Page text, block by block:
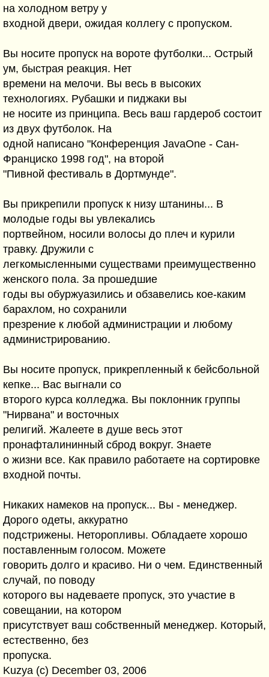
на холодном ветру у
входной двери, ожидая коллегу с пропуском.
Вы носите пропуск на вороте футболки... Острый
ум, быстрая реакция. Нет
времени на мелочи. Вы весь в высоких
технологиях. Рубашки и пиджаки вы
не носите из принципа. Весь ваш гардероб состоит
из двух футболок. На
одной написано "Конференция JavaOne - Сан-
Франциско 1998 год", на второй
"Пивной фестиваль в Дортмунде".
Вы прикрепили пропуск к низу штанины... В
молодые годы вы увлекались
портвейном, носили волосы до плеч и курили
травку. Дружили с
легкомысленными существами преимущественно
женского пола. За прошедшие
годы вы обуржуазились и обзавелись кое-каким
барахлом, но сохранили
презрение к любой администрации и любому
администрированию.
Вы носите пропуск, прикрепленный к бейсбольной
кепке... Вас выгнали со
второго курса колледжа. Вы поклонник группы
"Нирвана" и восточных
религий. Жалеете в душе весь этот
пронафталининный сброд вокруг. Знаете
о жизни все. Как правило работаете на сортировке
входной почты.
Никаких намеков на пропуск... Вы - менеджер.
Дорого одеты, аккуратно
подстрижены. Неторопливы. Обладаете хорошо
поставленным голосом. Можете
говорить долго и красиво. Ни о чем. Единственный
случай, по поводу
которого вы надеваете пропуск, это участие в
совещании, на котором
присутствует ваш собственный менеджер. Который,
естественно, без
пропуска.
Kuzya (c) December 03, 2006